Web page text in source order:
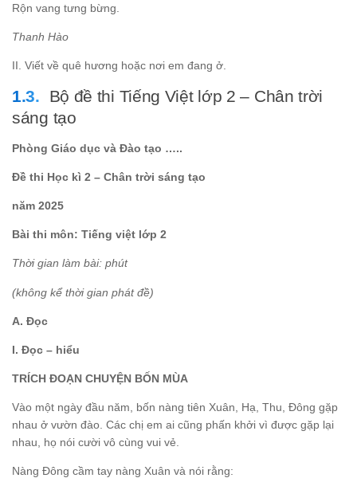
Rộn vang tưng bừng.
Thanh Hào
II. Viết về quê hương hoặc nơi em đang ở.
Bộ đề thi Tiếng Việt lớp 2 – Chân trời
sáng tạo
Phòng Giáo dục và Đào tạo …..
Đề thi Học kì 2 – Chân trời sáng tạo
năm 2025
Bài thi môn: Tiếng việt lớp 2
Thời gian làm bài: phút
(không kể thời gian phát đề)
A. Đọc
I. Đọc – hiểu
TRÍCH ĐOẠN CHUYỆN BỐN MÙA
Vào một ngày đầu năm, bốn nàng tiên Xuân, Hạ, Thu, Đông gặp
nhau ở vườn đào. Các chị em ai cũng phấn khởi vì được gặp lại
nhau, họ nói cười vô cùng vui vẻ.
Nàng Đông cầm tay nàng Xuân và nói rằng: